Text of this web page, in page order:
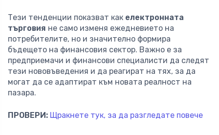
Тези тенденции показват как електронната
търговия не само изменя ежедневието на
потребителите, но и значително формира
бъдещето на финансовия сектор. Важно е за
предприемачи и финансови специалисти да следят
тези нововъведения и да реагират на тях, за да
могат да се адаптират към новата реалност на
пазара.
ПРОВЕРИ: Щракнете тук, за да разгледате повече